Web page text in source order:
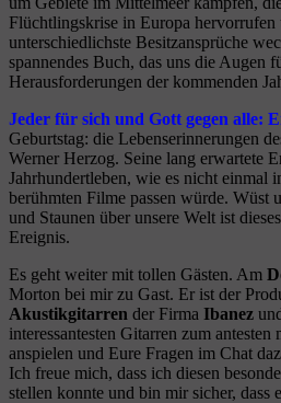
Flüchtlingskrise in Europa hervorrufen
unterschiedlichste Besitzansprüche
spannendes Buch, das uns die Augen
Herausforderungen der kommenden
Jeder für sich und Gott gegen alle:
Geburtstag: die Lebenserinnerungen
Werner Herzog. Seine lang erwartete
Jahrhundertleben, wie es nicht einmal
berühmten Filme passen würde. Wüst
und Staunen über unsere Welt ist
Ereignis.
Es geht weiter mit tollen Gästen. Am
Morton bei mir zu Gast. Er ist der
Akustikgitarren der Firma Ibanez
interessantesten Gitarren zum
anspielen und Eure Fragen im Chat
Ich freue mich, dass ich diesen
stellen konnte und bin mir sicher, dass